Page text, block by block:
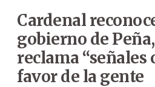
Cardenal
gobierno de
reclama “señales
favor de la gente